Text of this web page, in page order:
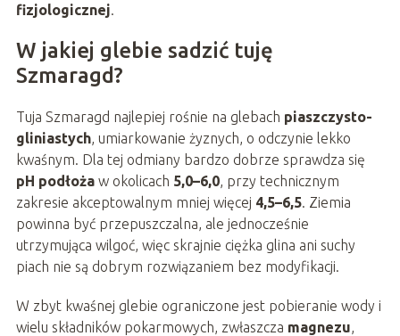
fizjologicznej
W jakiej glebie sadzić tuję
Szmaragd?
Tuja Szmaragd najlepiej rośnie na glebach piaszczysto-
gliniastych, umiarkowanie żyznych, o odczynie lekko
kwaśnym. Dla tej odmiany bardzo dobrze sprawdza się
pH podłożaw okolicach 5,0–6,0, przy technicznym
zakresie akceptowalnym mniej więcej 4,5–6,5. Ziemia
powinna być przepuszczalna, ale jednocześnie
utrzymująca wilgoć, więc skrajnie ciężka glina ani suchy
piach nie są dobrym rozwiązaniem bez modyfikacji.
W zbyt kwaśnej glebie ograniczone jest pobieranie wody i
wielu składników pokarmowych, zwłaszcza magnezu